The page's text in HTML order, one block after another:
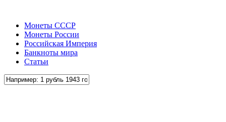
Монеты СССР
Монеты России
Российская Империя
Банкноты мира
Статьи